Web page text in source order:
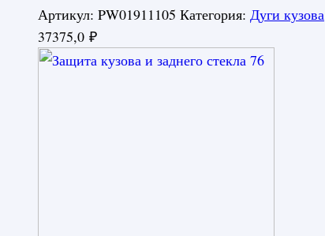
Артикул: PW01911105 Категория: Дуги кузова
37375,0 ₽